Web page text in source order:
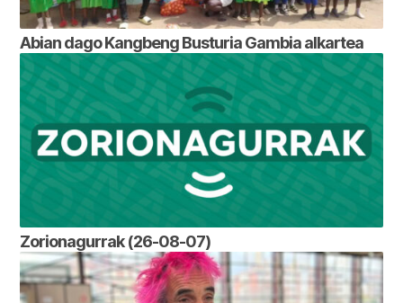
Abian dago Kangbeng Busturia Gambia alkartea
Zorionagurrak (26-08-07)